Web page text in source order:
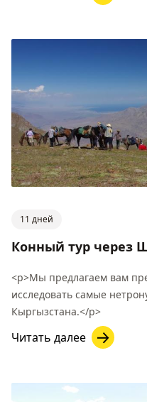
11 дней
Конный тур через
<p>Мы предлагаем вам
исследовать самые
Кыргызстана.</p>
Читать далее